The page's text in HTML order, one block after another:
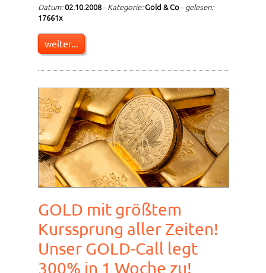
Datum:02.10.2008- Kategorie:Gold & Co- gelesen:
17661x
weiter...
GOLD mit größtem
Kurssprung aller Zeiten!
Unser GOLD-Call legt
300% in 1 Woche zu!